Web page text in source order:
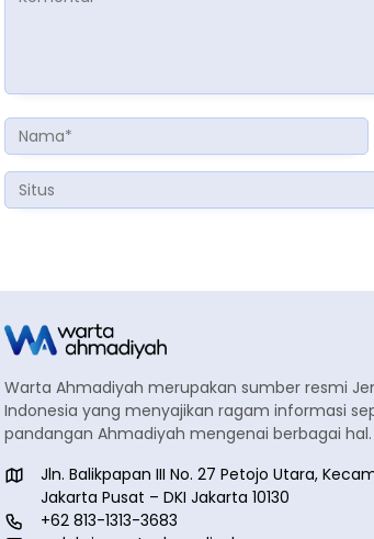
Warta Ahmadiyah merupakan sumber resmi
Indonesia yang menyajikan ragam informasi
pandangan Ahmadiyah mengenai berbagai hal.
Jln. Balikpapan III No. 27 Petojo Utara,
Jakarta Pusat – DKI Jakarta 10130
+62 813-1313-3683